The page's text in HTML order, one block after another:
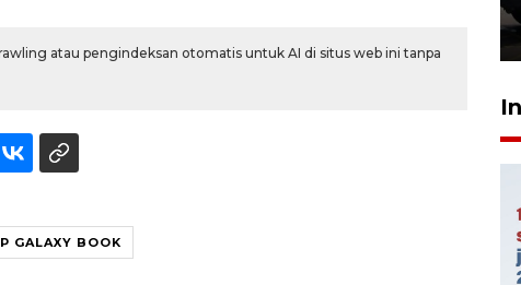
atau pengindeksan otomatis untuk AI di situs web ini tanpa
GALAXY BOOK